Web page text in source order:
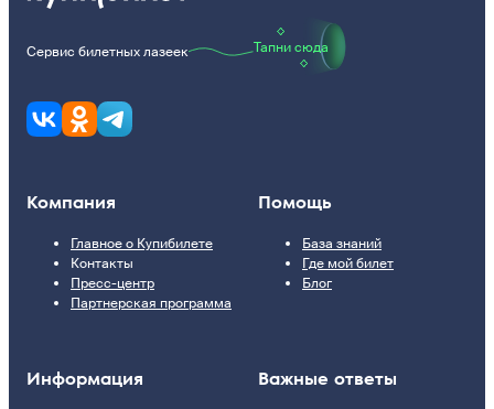
Сервис билетных лазеек Тапни сюда
Компания
Главное о Купибилете
Контакты
Пресс-центр
Партнерская программа
Помощь
База знаний
Где мой билет
Блог
Информация Важные ответы